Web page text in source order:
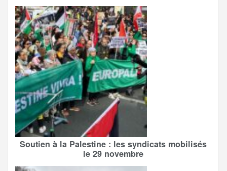
Soutien à la Palestine : les syndicats mobilisés
le 29 novembre